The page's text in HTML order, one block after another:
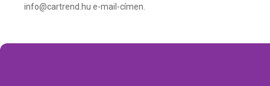
info@cartrend.hu e-mail-címen.